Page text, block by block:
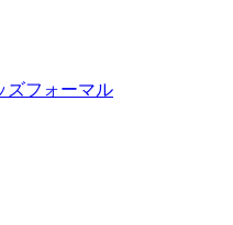
ズフォーマル